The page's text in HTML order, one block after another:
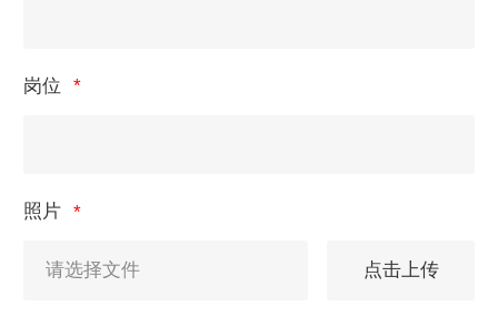
岗位
照片
点击上传